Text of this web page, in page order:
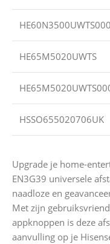
HE65M5020UWTS
HSSO655020706UK
Upgrade je home-
EN3G39 universele
naadloze en
Met zijn
appknoppen is deze
aanvulling op je